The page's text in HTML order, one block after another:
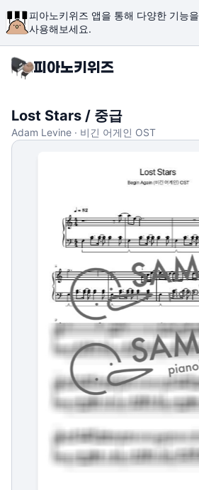
피아노키위즈 앱을 통해 다양한 기능을
사용해보세요.
Lost Stars / 중급
Adam Levine · 비긴 어게인 OST